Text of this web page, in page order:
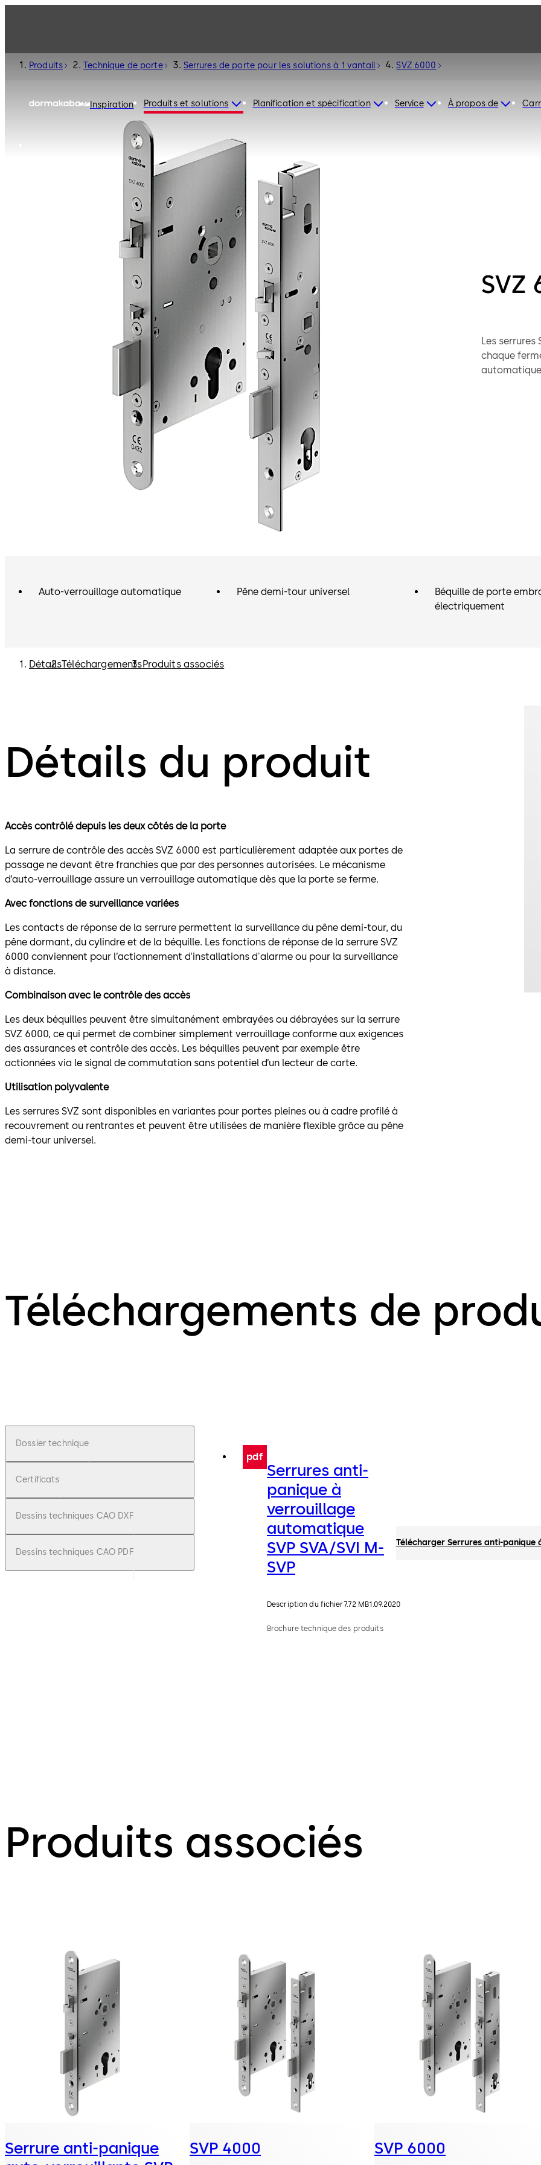
Inspiration Produits et solutions Planification et spécification Service À propos de
Produits Technique de porte Serrures de porte pour les solutions à 1 vantail SVZ 6000
SVZ
Les
chaque
Auto-verrouillage automatique Pêne demi-tour universel
Béquille de porte
électriquement
DétailsTéléchargementsProduits associés
Détails du produit
Accès contrôlé depuis les deux côtés de la porte
La serrure de contrôle des accès SVZ 6000 est particulièrement adaptée aux portes de
passage ne devant être franchies que par des personnes autorisées. Le mécanisme
d’auto-verrouillage assure un verrouillage automatique dès que la porte se ferme.
Avec fonctions de surveillance variées
Les contacts de réponse de la serrure permettent la surveillance du pêne demi-tour, du
pêne dormant, du cylindre et de la béquille. Les fonctions de réponse de la serrure SVZ
6000 conviennent pour l’actionnement d’installations d'alarme ou pour la surveillance
à distance.
Combinaison avec le contrôle des accès
Les deux béquilles peuvent être simultanément embrayées ou débrayées sur la serrure
SVZ 6000, ce qui permet de combiner simplement verrouillage conforme aux exigences
des assurances et contrôle des accès. Les béquilles peuvent par exemple être
actionnées via le signal de commutation sans potentiel d’un lecteur de carte.
Utilisation polyvalente
Les serrures SVZ sont disponibles en variantes pour portes pleines ou à cadre profilé à
recouvrement ou rentrantes et peuvent être utilisées de manière flexible grâce au pêne
demi-tour universel.
Téléchargements de
Dossier technique
Certificats
Dessins techniques CAO DXF
Dessins techniques CAO PDF
pdf
Serrures anti-
panique à
verrouillage
automatique
SVP SVA/SVI M-
SVP
Description du fichier7.72 MB1.09.2020
Brochure technique des produits
Télécharger Serrures anti-panique
Produits associés
Serrure anti-panique
SVP 4000 SVP 6000